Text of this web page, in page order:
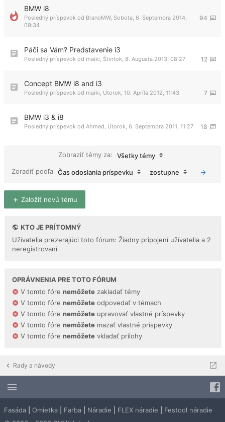
BMW i8
94
Posledný príspevok od BranoMW, Sobota, 6. Septembra 2014,
09:34
Páči sa Vám? Predstavenie i3
12
Posledný príspevok od maiki Štvrtok, 8. Augusta 2013, 08:27
Concept BMW i8 and i3
7
Posledný príspevok od maiki Utorok, 10. Apríla 2012, 11:43
BMW i3 & i8
18
Posledný príspevok od Ahmed Utorok, 6. Septembra 2011, 11:27
Zobraziť témy za:
Všetky témy
Zoradiť podľa Čas odoslania príspevku zostupne
Založiť novú tému
KTO JE PRÍTOMNÝ
Užívatelia prezerajúci toto fórum: Žiadny pripojení užívatelia a 2
neregistrovaní
OPRÁVNENIA PRE TOTO FÓRUM
V tomto fóre nemôžete zakladať témy
V tomto fóre nemôžete odpovedať v témach
V tomto fóre nemôžete upravovať vlastné príspevky
V tomto fóre nemôžete mazať vlastné príspevky
V tomto fóre nemôžete vkladať prílohy
Rady a návody
Fasáda Omietka Farba Náradie FLEX náradie
Festool náradie